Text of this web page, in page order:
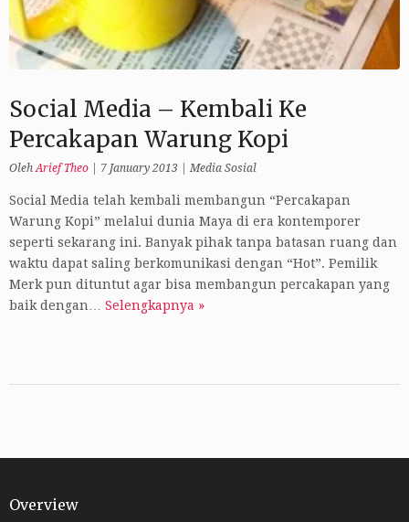
Social Media – Kembali Ke
Percakapan Warung Kopi
Oleh Arief Theo 7 January 2013 Media Sosial
Social Media telah kembali membangun “Percakapan
Warung Kopi” melalui dunia Maya di era kontemporer
seperti sekarang ini. Banyak pihak tanpa batasan ruang dan
waktu dapat saling berkomunikasi dengan “Hot”. Pemilik
Merk pun dituntut agar bisa membangun percakapan yang
baik dengan… Selengkapnya »
Overview